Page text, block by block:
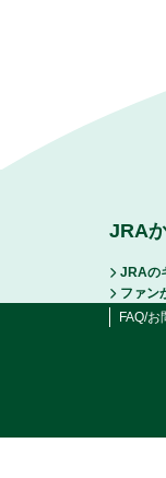
JRA
JRAの
ファン
FAQ/